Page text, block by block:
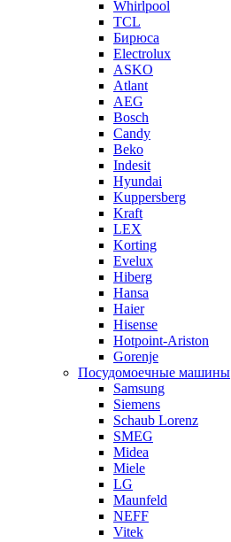
Whirlpool
TCL
Бирюса
Electrolux
ASKO
Atlant
AEG
Bosch
Candy
Beko
Indesit
Hyundai
Kuppersberg
Kraft
LEX
Korting
Evelux
Hiberg
Hansa
Haier
Hisense
Hotpoint-Ariston
Gorenje
Посудомоечные машины
Samsung
Siemens
Schaub Lorenz
SMEG
Midea
Miele
LG
Maunfeld
NEFF
Vitek